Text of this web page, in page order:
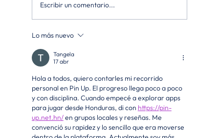
Escribir un comentario...
Lo más nuevo
Tangela
17 abr
Hola a todos, quiero contarles mi recorrido
personal en Pin Up. El progreso llega poco a poco
y con disciplina. Cuando empecé a explorar apps
para jugar desde Honduras, di con https://pin-
up.net.hn/ en grupos locales y reseñas. Me
convenció su rapidez y lo sencillo que era moverse